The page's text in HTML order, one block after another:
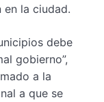
en la ciudad.
debe
gobierno”,
a la
a que se